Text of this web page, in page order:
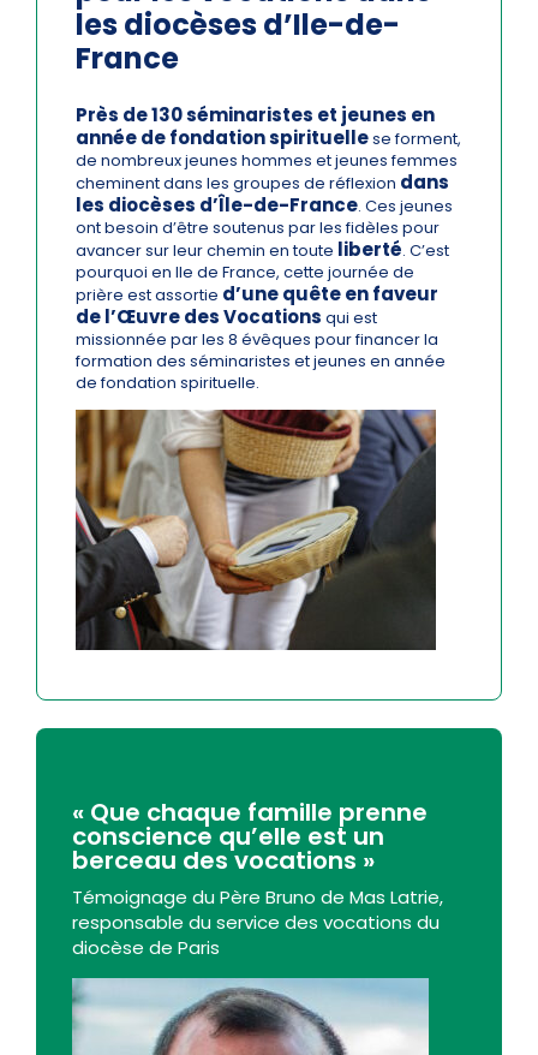
les diocèses d’Ile-de-
France
Près de 130 séminaristes et jeunes en
année de fondation spirituellese forment,
de nombreux jeunes hommes et jeunes femmes
cheminent dans les groupes de réflexion dans
les diocèses d’Île-de-France. Ces jeunes
ont besoin d’être soutenus par les fidèles pour
avancer sur leur chemin en toute liberté. C’est
pourquoi en Ile de France, cette journée de
prière est assortie d’une quête en faveur
de l’Œuvre des Vocations qui est
missionnée par les 8 évêques pour financer la
formation des séminaristes et jeunes en année
de fondation spirituelle.
« Que chaque famille prenne
conscience qu’elle est un
berceau des vocations »
Témoignage du Père Bruno de Mas Latrie,
responsable du service des vocations du
diocèse de Paris